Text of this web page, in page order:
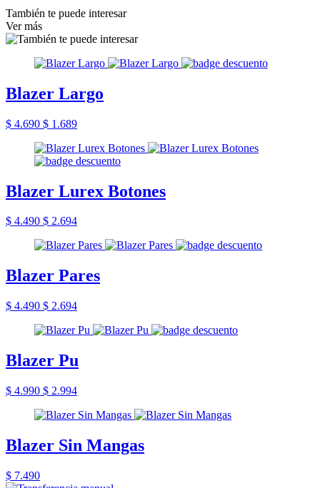
También te puede interesar
Ver más
Blazer Largo
$ 4.690 $ 1.689
Blazer Lurex Botones
$ 4.490 $ 2.694
Blazer Pares
$ 4.490 $ 2.694
Blazer Pu
$ 4.990 $ 2.994
Blazer Sin Mangas
$ 7.490